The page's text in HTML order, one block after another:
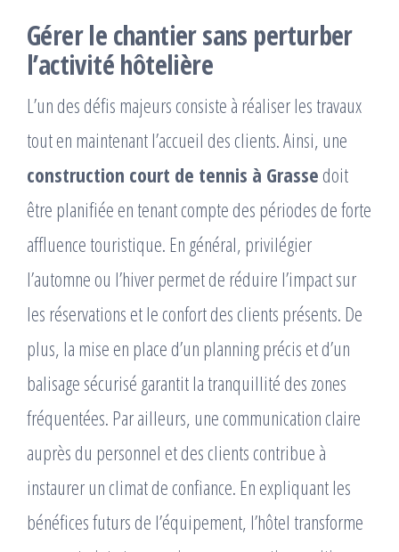
Gérer le chantier sans perturber
l’activité hôtelière
L’un des défis majeurs consiste à réaliser les travaux
tout en maintenant l’accueil des clients. Ainsi, une
construction court de tennis à Grasse doit
être planifiée en tenant compte des périodes de forte
affluence touristique. En général, privilégier
l’automne ou l’hiver permet de réduire l’impact sur
les réservations et le confort des clients présents. De
plus, la mise en place d’un planning précis et d’un
balisage sécurisé garantit la tranquillité des zones
fréquentées. Par ailleurs, une communication claire
auprès du personnel et des clients contribue à
instaurer un climat de confiance. En expliquant les
bénéfices futurs de l’équipement, l’hôtel transforme